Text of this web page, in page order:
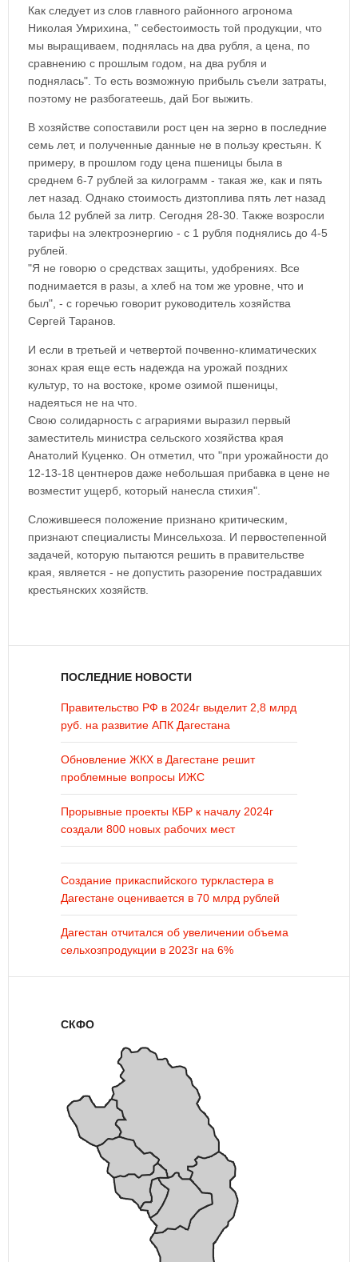
Как следует из слов главного районного агронома
Николая Умрихина, " себестоимость той продукции, что
мы выращиваем, поднялась на два рубля, а цена, по
сравнению с прошлым годом, на два рубля и
поднялась". То есть возможную прибыль съели затраты,
поэтому не разбогатеешь, дай Бог выжить.
В хозяйстве сопоставили рост цен на зерно в последние
семь лет, и полученные данные не в пользу крестьян. К
примеру, в прошлом году цена пшеницы была в
среднем 6-7 рублей за килограмм - такая же, как и пять
лет назад. Однако стоимость дизтоплива пять лет назад
была 12 рублей за литр. Сегодня 28-30. Также возросли
тарифы на электроэнергию - с 1 рубля поднялись до 4-5
рублей.
"Я не говорю о средствах защиты, удобрениях. Все
поднимается в разы, а хлеб на том же уровне, что и
был", - с горечью говорит руководитель хозяйства
Сергей Таранов.
И если в третьей и четвертой почвенно-климатических
зонах края еще есть надежда на урожай поздних
культур, то на востоке, кроме озимой пшеницы,
надеяться не на что.
Свою солидарность с аграриями выразил первый
заместитель министра сельского хозяйства края
Анатолий Куценко. Он отметил, что "при урожайности до
12-13-18 центнеров даже небольшая прибавка в цене не
возместит ущерб, который нанесла стихия".
Сложившееся положение признано критическим,
признают специалисты Минсельхоза. И первостепенной
задачей, которую пытаются решить в правительстве
края, является - не допустить разорение пострадавших
крестьянских хозяйств.
ПОСЛЕДНИЕ НОВОСТИ
Правительство РФ в 2024г выделит 2,8 млрд
руб. на развитие АПК Дагестана
Обновление ЖКХ в Дагестане решит
проблемные вопросы ИЖС
Прорывные проекты КБР к началу 2024г
создали 800 новых рабочих мест
Создание прикаспийского туркластера в
Дагестане оценивается в 70 млрд рублей
Дагестан отчитался об увеличении объема
сельхозпродукции в 2023г на 6%
СКФО